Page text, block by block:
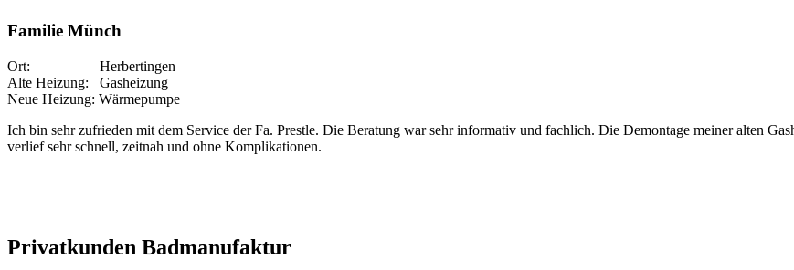
Familie Münch
Ort: Herbertingen
Alte Heizung: Gasheizung
Neue Heizung: Wärmepumpe
Ich bin sehr zufrieden mit dem Service der Fa. Prestle. Die Beratung war sehr informativ und fachlich. Die Demontage meiner alten
verlief sehr schnell, zeitnah und ohne Komplikationen.
Privatkunden Badmanufaktur